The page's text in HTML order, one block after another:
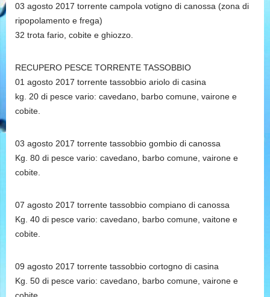
03 agosto 2017 torrente campola votigno di canossa (zona di
ripopolamento e frega)
32 trota fario, cobite e ghiozzo.
RECUPERO PESCE TORRENTE TASSOBBIO
01 agosto 2017 torrente tassobbio ariolo di casina
kg. 20 di pesce vario: cavedano, barbo comune, vairone e
cobite.
03 agosto 2017 torrente tassobbio gombio di canossa
Kg. 80 di pesce vario: cavedano, barbo comune, vairone e
cobite.
07 agosto 2017 torrente tassobbio compiano di canossa
Kg. 40 di pesce vario: cavedano, barbo comune, vaitone e
cobite.
09 agosto 2017 torrente tassobbio cortogno di casina
Kg. 50 di pesce vario: cavedano, barbo comune, vairone e
cobite.